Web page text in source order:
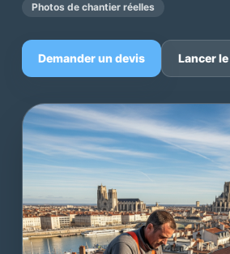
Photos de chantier réelles
Demander un devis Lancer